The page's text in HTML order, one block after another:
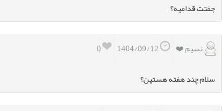
جفتت قدامیه؟
0
نسیم ❤️
سلام چند هفته هستین؟